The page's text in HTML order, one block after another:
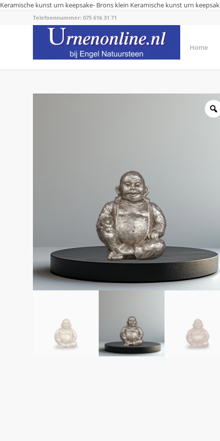
Keramische kunst urn keepsake- Brons klein Keramische kunst urn
Telefoonnummer: 075 616 31 71
Home